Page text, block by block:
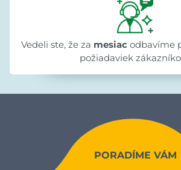
Vedeli ste, že za mesiac odbavíme
požiadaviek
PORADÍME VÁM